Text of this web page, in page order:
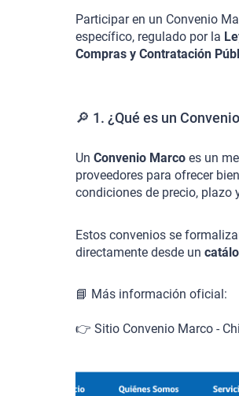
Participar en un Convenio
específico, regulado por la
Compras y Contratación
🔎 1. ¿Qué es un
Un Convenio Marco es un
proveedores para ofrecer
condiciones de precio, plazo
Estos convenios se
directamente desde un
📘 Más información oficial:
👉 Sitio Convenio Marco -